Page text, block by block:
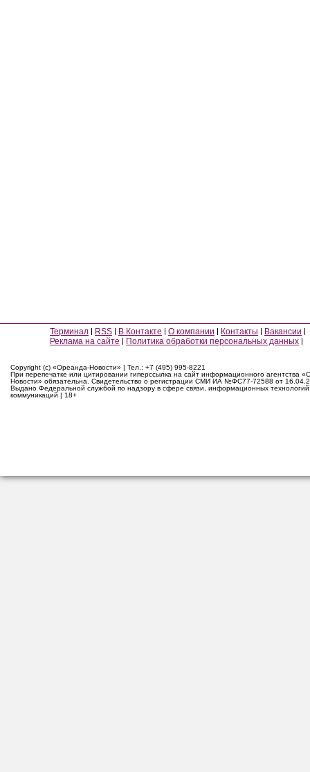
Терминал RSS В Контакте О компании Контакты
Вакансии
Реклама на сайте
Политика обработки персональных данных
Copyright (c) «Ореанда-Новости» | Тел.: +7 (495) 995-8221
При перепечатке или цитировании гиперссылка на сайт информационного агентства
Новости» обязательна. Свидетельство о регистрации СМИ ИА №ФС77-72588 от
Выдано Федеральной службой по надзору в сфере связи, информационных
коммуникаций | 18+